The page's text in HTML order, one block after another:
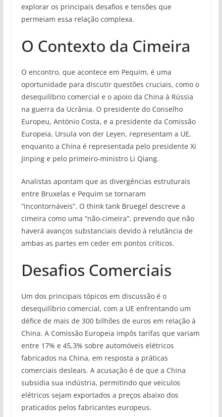
explorar os principais desafios e tensões que
permeiam essa relação complexa.
O Contexto da Cimeira
O encontro, que acontece em Pequim, é uma
oportunidade para discutir questões cruciais, como o
desequilíbrio comercial e o apoio da China à Rússia
na guerra da Ucrânia. O presidente do Conselho
Europeu, António Costa, e a presidente da Comissão
Europeia, Ursula von der Leyen, representam a UE,
enquanto a China é representada pelo presidente Xi
Jinping e pelo primeiro-ministro Li Qiang.
Analistas apontam que as divergências estruturais
entre Bruxelas e Pequim se tornaram
“incontornáveis”. O think tank Bruegel descreve a
cimeira como uma “não-cimeira”, prevendo que não
haverá avanços substanciais devido à relutância de
ambas as partes em ceder em pontos críticos.
Desafios Comerciais
Um dos principais tópicos em discussão é o
desequilíbrio comercial, com a UE enfrentando um
défice de mais de 300 bilhões de euros em relação à
China. A Comissão Europeia impôs tarifas que variam
entre 17% e 45,3% sobre automóveis elétricos
fabricados na China, em resposta a práticas
comerciais desleais. A acusação é de que a China
subsidia sua indústria, permitindo que veículos
elétricos sejam exportados a preços abaixo dos
praticados pelos fabricantes europeus.